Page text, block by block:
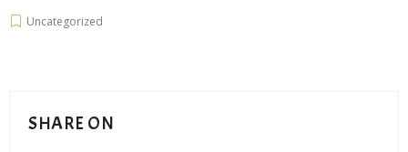
Uncategorized
SHARE ON